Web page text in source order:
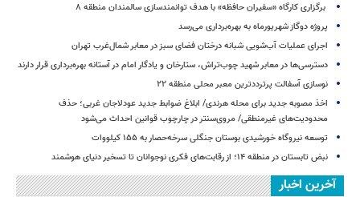
برگزاری کارگاه «سفیران حافظه» با هدف توانمندسازی سالمندان منطقه ۸
پروژه دوگاز شهریورماه به بهره‌برداری می‌رسد
اجرای عملیات آب‌شویی شبانه درختان فضای سبز در معابر شمال‌غرب تهران
دسترسی‌ها در معابر شهید چوب‌تراش، ستارخان و یادگار امام در آستانه بهره‌برداری قرار دارند
نوسازی آسفالت پرترددترین معبر محلی منطقه ۲۲
اخذ مصوبه جدید برای محله هرندی/ ابلاغ ضوابط جدید عودلاجان غربی؛ حذف
محدودیت‌های غیرمنطقی/ مروی‌سنتر در چارچوب قوانین احداث می‌شود
توسعه نیروگاه خورشیدی بوستان جنگلی سرخه‌حصار به ۱۵۵ کیلووات
نبض تابستان در منطقه ۱۴؛ از رقابت‌های فکری نوجوانان تا تسخیر دنیای هوشمند
آخرین اخبار